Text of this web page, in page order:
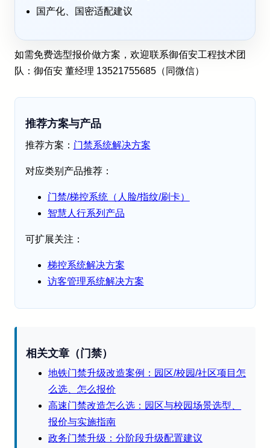
国产化、国密适配建议
如需免费选型报价做方案，欢迎联系御佰安工程技术团
队：御佰安 董经理 13521755685（同微信）
推荐方案与产品
推荐方案： 门禁系统解决方案
对应类别产品推荐：
门禁/梯控系统（人脸/指纹/刷卡）
智慧人行系列产品
可扩展关注：
梯控系统解决方案
访客管理系统解决方案
相关文章（门禁）
地铁门禁升级改造案例：园区/校园/社区项目怎
么选、怎么报价
高速门禁改造怎么选：园区与校园场景选型、
报价与实施指南
政务门禁升级：分阶段升级配置建议